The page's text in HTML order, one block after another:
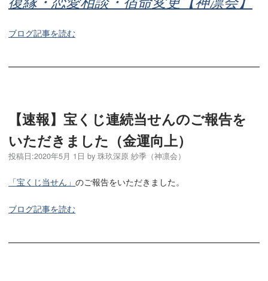
ブログ記事を読む
【速報】宝くじ連続当せんのご報告を
いただきました（金運向上）
投稿日:2020年5月 1日 by 珠玖深原 紗季（神凛会）
「宝くじ当せん」 のご報告をいただきました。
ブログ記事を読む